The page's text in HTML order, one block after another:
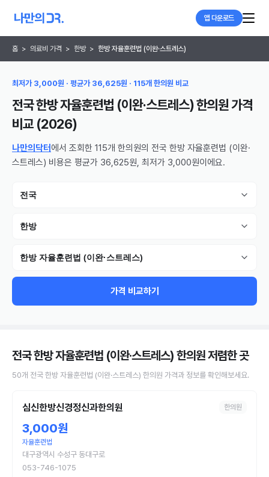
앱 다운로드
홈 > 의료비 가격 > 한방 > 한방 자율훈련법 (이완·스트레스)
최저가 3,000원 · 평균가 36,625원 · 115개 한의원 비교
전국 한방 자율훈련법 (이완·스트레스) 한의원가격
비교 (2026)
나만의닥터 에서 조회한 115개 한의원의 전국 한방 자율훈련법 (이완·
스트레스) 비용은 평균가 36,625원, 최저가 3,000원이에요.
전국
한방
한방 자율훈련법 (이완·스트레스)
가격 비교하기
전국 한방 자율훈련법 (이완·스트레스) 한의원저렴한 곳
50개 전국 한방 자율훈련법 (이완·스트레스) 한의원 가격과 정보를 확인해보세요.
심신한방신경정신과한의원 한의원
3,000원
자율훈련법
대구광역시 수성구 동대구로
053-746-1075